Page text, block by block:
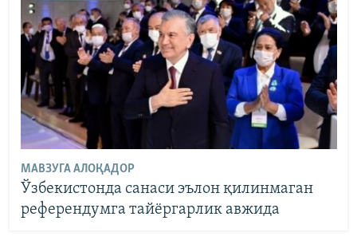
МАВЗУГА АЛОҚАДОР
Ўзбекистонда санаси эълон қилинмаган
референдумга тайёргарлик авжида